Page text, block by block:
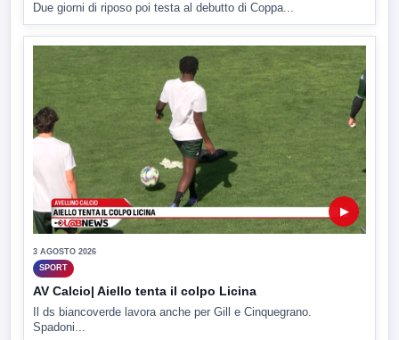
Due giorni di riposo poi testa al debutto di Coppa...
▶
3 AGOSTO 2026
SPORT
AV Calcio| Aiello tenta il colpo Licina
Il ds biancoverde lavora anche per Gill e Cinquegrano.
Spadoni...